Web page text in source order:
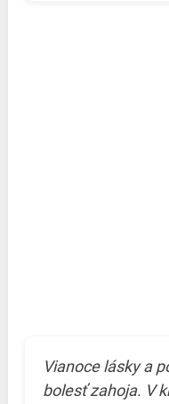
Vianoce lásky a
bolesť zahoja. V